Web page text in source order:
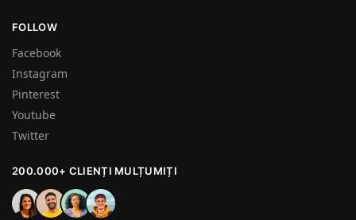
FOLLOW
Facebook
Instagram
Pinterest
Youtube
Twitter
200.000+ CLIENȚI MULȚUMIȚI